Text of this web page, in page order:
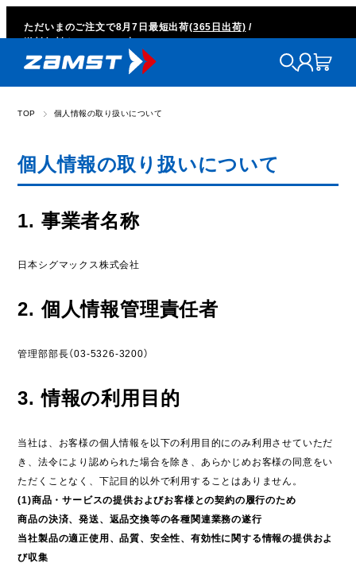
ただいまのご注文で8月7日 最短出荷(365日出荷) /
TOP 個人情報の取り扱いについて
個人情報の取り扱いについて
1. 事業者名称
日本シグマックス株式会社
2. 個人情報管理責任者
管理部部長（03-5326-3200）
3. 情報の利用目的
当社は、お客様の個人情報を以下の利用目的にのみ利用させていただ
き、法令により認められた場合を除き、あらかじめお客様の同意をい
ただくことなく、下記目的以外で利用することはありません。
(1)商品・サービスの提供およびお客様との契約の履行のため
商品の決済、発送、返品交換等の各種関連業務の遂行
当社製品の適正使用、品質、安全性、有効性に関する情報の提供およ
び収集